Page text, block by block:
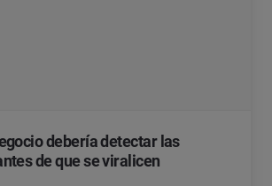
debería detectar las
de que se viralicen